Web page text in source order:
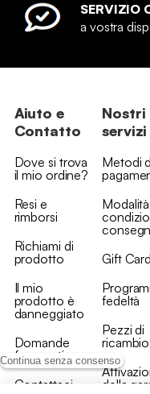
Continua senza consenso
SERVIZIO
a vostra
Aiuto e
Contatto
Dove si trova
il mio ordine?
Resi e
rimborsi
Richiami di
prodotto
Il mio
prodotto è
danneggiato
Domande
frequenti
Contattaci
Nostri
servizi
Metodi
Gift Card
fedeltà
Pezzi di
ricambio
della